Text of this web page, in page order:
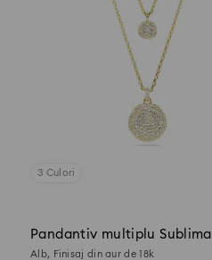
3 Culori
Pandantiv multiplu Sublima
Alb, Finisaj din aur de 18k